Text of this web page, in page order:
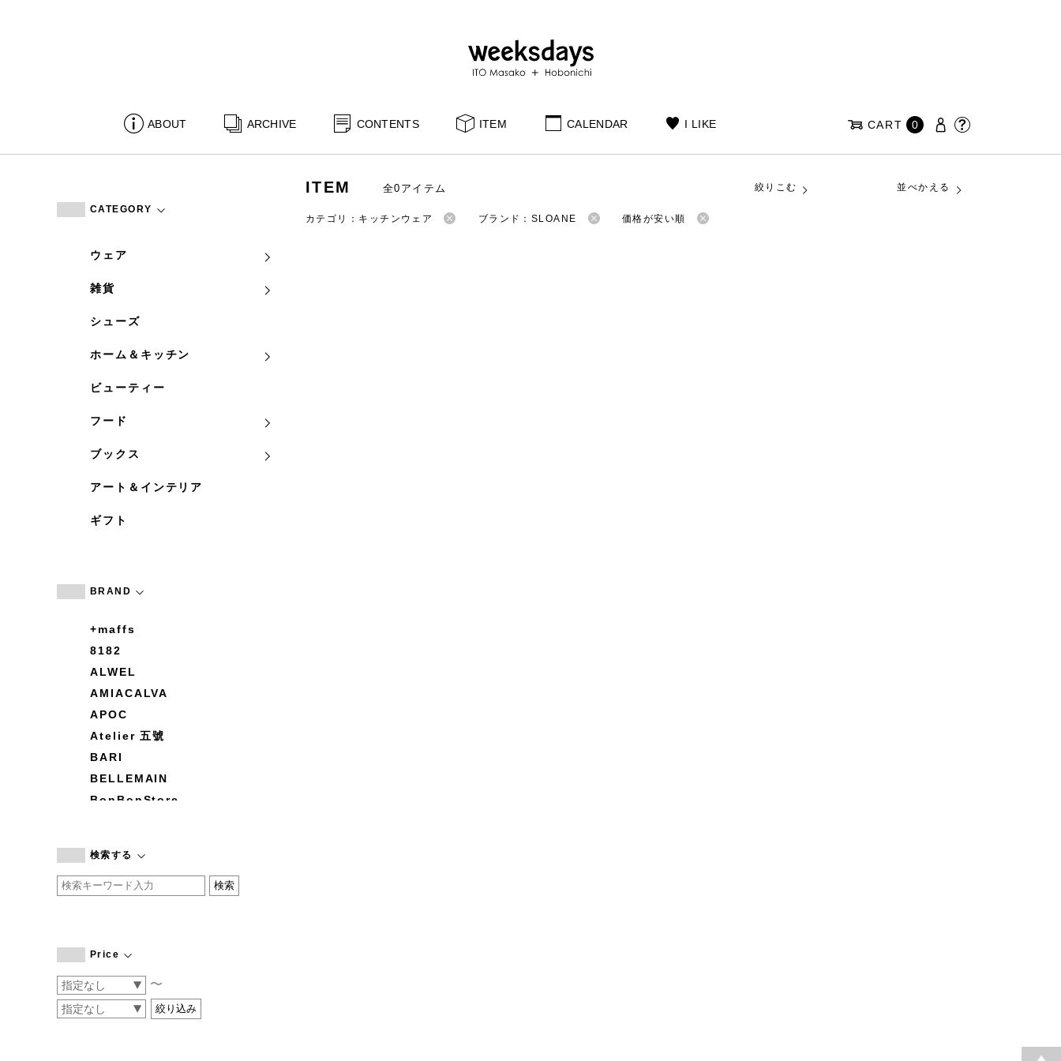
ABOUT ARCHIVE CONTENTS ITEM CALENDAR I LIKE CART 0
CATEGORY
ウェア
雑貨
シューズ
ホーム＆キッチン
ビューティー
フード
ブックス
アート＆インテリア
ギフト
BRAND
+maffs
8182
ALWEL
AMIACALVA
APOC
Atelier 五號
BARI
BELLEMAIN
BonBonStore
by basics
CATWORTH
COGTHEBIGSMOKE
CONVERSE
DEAN & DELUCA
検索する
Price
〜
ITEM 全0アイテム 絞りこむ 並べかえる
カテゴリ：キッチンウェア ブランド：SLOANE 価格が安い順